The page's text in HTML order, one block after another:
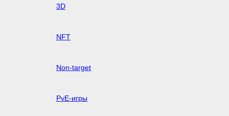
3D
NFT
Non-target
PvE-игры